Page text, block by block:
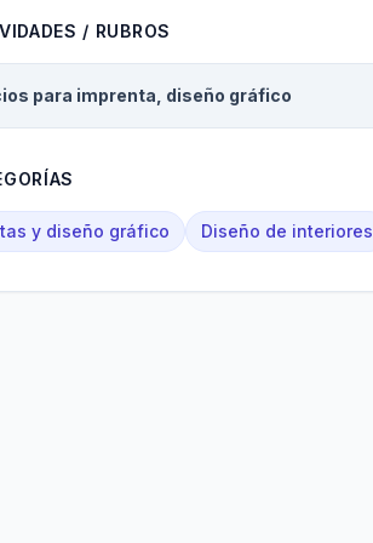
/ RUBROS
para imprenta, diseño gráfico
y diseño gráfico Diseño de interiores